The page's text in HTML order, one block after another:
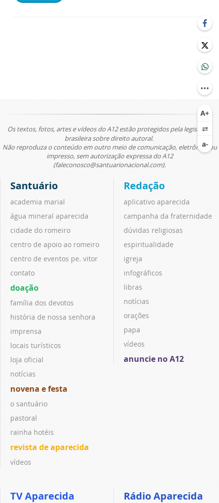
Os textos, fotos, artes e vídeos do A12 estão protegidos pela legislação
brasileira sobre direito autoral.
Não reproduza o conteúdo em outro meio de comunicação, eletrônico ou
impresso, sem autorização expressa do A12
(faleconosco@santuarionacional.com).
Santuário
academia marial
água mineral aparecida
cidade do romeiro
centro de apoio ao romeiro
centro de eventos pe. vitor
contato
doação
família dos devotos
história de nossa senhora
imprensa
locais turísticos
loja oficial
notícias
novena e festa
o santuário
pastoral
rainha hotéis
revista de aparecida
vídeos
Redação
aplicativo aparecida
campanha da fraternidade
dúvidas religiosas
espiritualidade
igreja
infográficos
libras
notícias
orações
papa
vídeos
anuncie no A12
TV Aparecida Rádio Aparecida